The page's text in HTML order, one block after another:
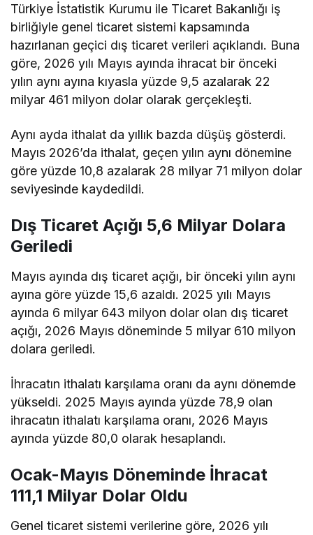
Türkiye İstatistik Kurumu ile Ticaret Bakanlığı iş
birliğiyle genel ticaret sistemi kapsamında
hazırlanan geçici dış ticaret verileri açıklandı. Buna
göre, 2026 yılı Mayıs ayında ihracat bir önceki
yılın aynı ayına kıyasla yüzde 9,5 azalarak 22
milyar 461 milyon dolar olarak gerçekleşti.
Aynı ayda ithalat da yıllık bazda düşüş gösterdi.
Mayıs 2026’da ithalat, geçen yılın aynı dönemine
göre yüzde 10,8 azalarak 28 milyar 71 milyon dolar
seviyesinde kaydedildi.
Dış Ticaret Açığı 5,6 Milyar Dolara
Geriledi
Mayıs ayında dış ticaret açığı, bir önceki yılın aynı
ayına göre yüzde 15,6 azaldı. 2025 yılı Mayıs
ayında 6 milyar 643 milyon dolar olan dış ticaret
açığı, 2026 Mayıs döneminde 5 milyar 610 milyon
dolara geriledi.
İhracatın ithalatı karşılama oranı da aynı dönemde
yükseldi. 2025 Mayıs ayında yüzde 78,9 olan
ihracatın ithalatı karşılama oranı, 2026 Mayıs
ayında yüzde 80,0 olarak hesaplandı.
Ocak-Mayıs Döneminde İhracat
111,1 Milyar Dolar Oldu
Genel ticaret sistemi verilerine göre, 2026 yılı